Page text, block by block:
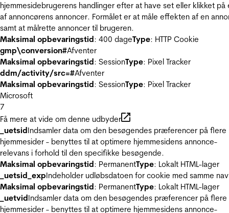
hjemmesidebrugerens handlinger efter at have set eller klikket på
af annoncørens annoncer. Formålet er at måle effekten af en
samt at målrette annoncer til brugeren.
Maksimal opbevaringstid: 400 dageType: HTTP Cookie
gmp\conversion#Afventer
Maksimal opbevaringstid: SessionType: Pixel Tracker
ddm/activity/src=#Afventer
Maksimal opbevaringstid: SessionType: Pixel Tracker
Microsoft
7
Få mere at vide om denne udbyder
_uetsidIndsamler data om den besøgendes præferencer på flere
hjemmesider - benyttes til at optimere hjemmesidens annonce-
relevans i forhold til den specifikke besøgende.
Maksimal opbevaringstid: PermanentType: Lokalt HTML-lager
_uetsid_expIndeholder udløbsdatoen for cookie med samme
Maksimal opbevaringstid: PermanentType: Lokalt HTML-lager
_uetvidIndsamler data om den besøgendes præferencer på flere
hjemmesider - benyttes til at optimere hjemmesidens annonce-